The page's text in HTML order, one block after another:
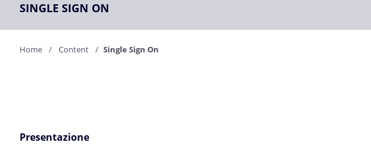
SINGLE SIGN ON
Home Content Single Sign On
Presentazione